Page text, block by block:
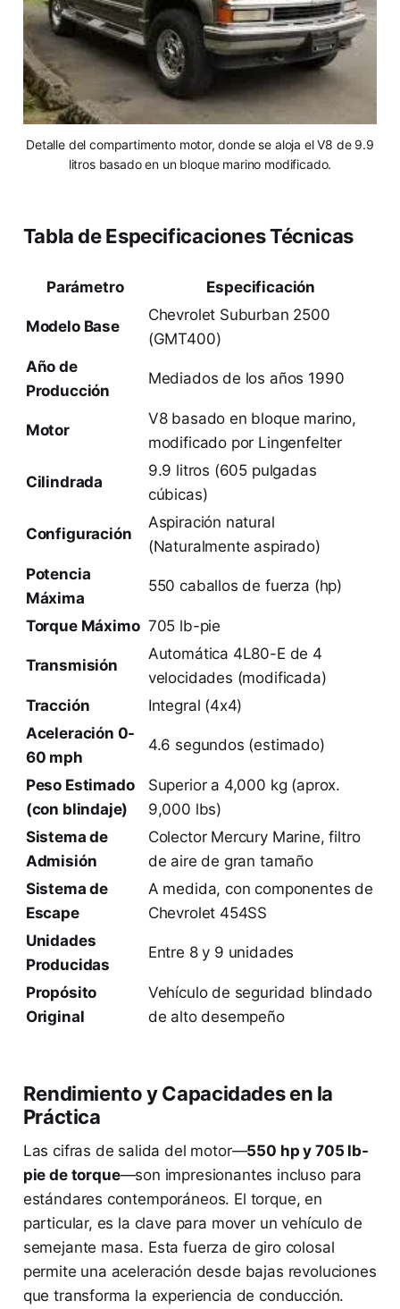
Detalle del compartimento motor, donde se aloja el V8 de 9.9
litros basado en un bloque marino modificado.
Tabla de Especificaciones Técnicas
Parámetro Especificación
Modelo Base
Chevrolet Suburban 2500
(GMT400)
Año de
Producción
Mediados de los años 1990
Motor
V8 basado en bloque marino,
modificado por Lingenfelter
Cilindrada
9.9 litros (605 pulgadas
cúbicas)
Configuración
Aspiración natural
(Naturalmente aspirado)
Potencia
Máxima
550 caballos de fuerza (hp)
Torque Máximo 705 lb-pie
Transmisión
Automática 4L80-E de 4
velocidades (modificada)
Tracción
Integral (4x4)
Aceleración 0-
60 mph
4.6 segundos (estimado)
Peso Estimado
(con blindaje)
Superior a 4,000 kg (aprox.
9,000 lbs)
Sistema de
Admisión
Colector Mercury Marine, filtro
de aire de gran tamaño
Sistema de
Escape
A medida, con componentes de
Chevrolet 454SS
Unidades
Producidas
Entre 8 y 9 unidades
Propósito
Original
Vehículo de seguridad blindado
de alto desempeño
Rendimiento y Capacidades en la
Práctica
Las cifras de salida del motor—550 hp y 705 lb-
pie de torque—son impresionantes incluso para
estándares contemporáneos. El torque, en
particular, es la clave para mover un vehículo de
semejante masa. Esta fuerza de giro colosal
permite una aceleración desde bajas revoluciones
que transforma la experiencia de conducción.